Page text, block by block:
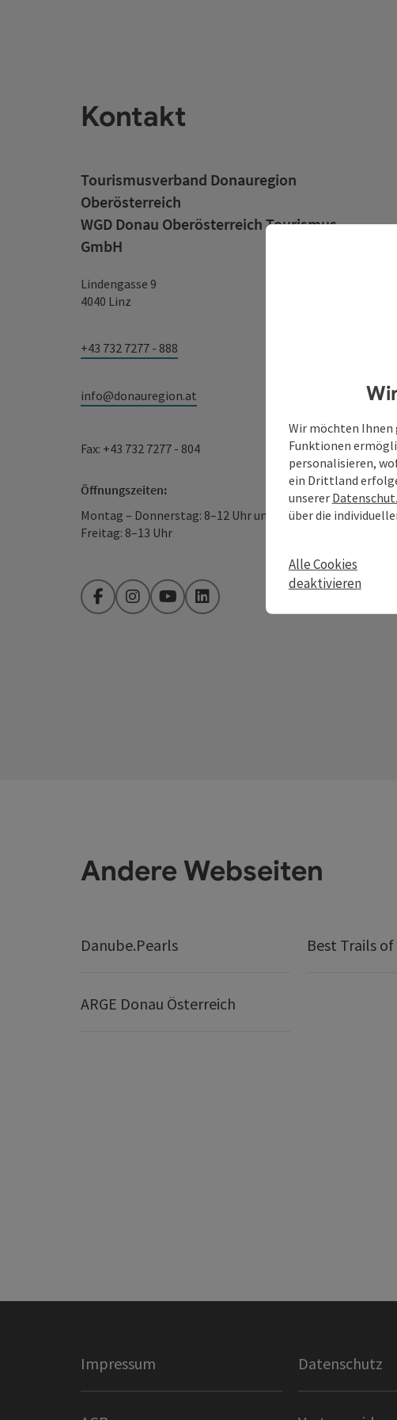
Kontakt
Tourismusverband Donauregion
Oberösterreich
WGD Donau Oberösterreich Tourismus
GmbH
Lindengasse 9
4040 Linz
+43 732 7277 - 888
info@donauregion.at
Fax: +43 732 7277 - 804
Öffnungszeiten:
Montag – Donnerstag: 8–12 Uhr und 13–16 Uhr
Freitag: 8–13 Uhr
FacebookInstagramYouTubeLinkedIn
Andere Webseiten
Danube.Pearls Best Trails
ARGE Donau Österreich
Impressum Datenschutz
Wir möchten Ihnen
Funktionen
personalisieren,
ein Drittland
unserer
über die
Alle Cookies
deaktivieren